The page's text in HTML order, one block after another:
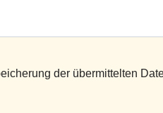
der übermittelten